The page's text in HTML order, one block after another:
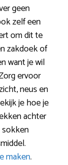
geen
zelf een
om dit te
zakdoek of
want je wil
ervoor
neus en
je hoe je
achter
sokken
maken.